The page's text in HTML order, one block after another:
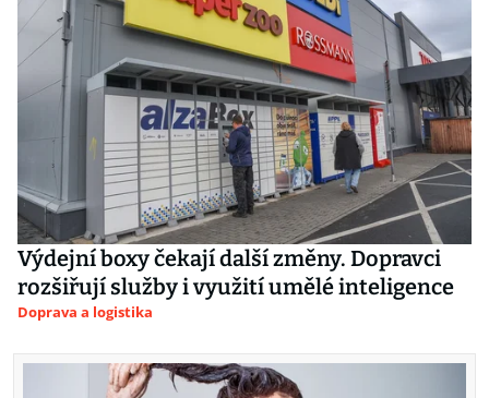
Výdejní boxy čekají další změny. Dopravci
rozšiřují služby i využití umělé inteligence
Doprava a logistika